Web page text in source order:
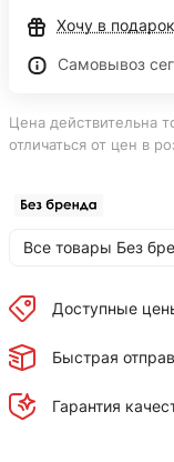
Хочу в подарок
Самовывоз
Цена действительна
отличаться от цен в
Все товары Без
Доступные
Быстрая
Гарантия